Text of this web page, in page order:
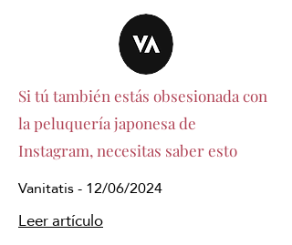
Si tú también estás obsesionada con
la peluquería japonesa de
Instagram, necesitas saber esto
Vanitatis - 12/06/2024
Leer artículo